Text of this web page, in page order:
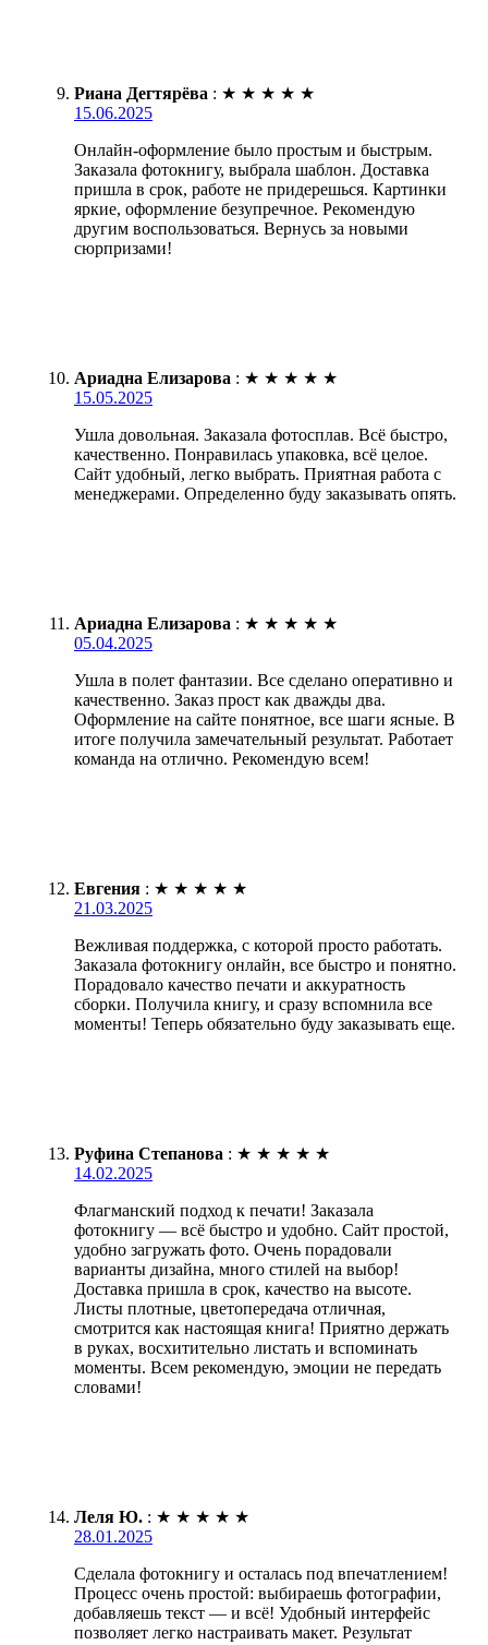
Риана Дегтярёва : ★ ★ ★ ★ ★
15.06.2025
Онлайн-оформление было простым и быстрым.
Заказала фотокнигу, выбрала шаблон. Доставка
пришла в срок, работе не придерешься. Картинки
яркие, оформление безупречное. Рекомендую
другим воспользоваться. Вернусь за новыми
сюрпризами!
Ариадна Елизарова : ★ ★ ★ ★ ★
15.05.2025
Ушла довольная. Заказала фотосплав. Всё быстро,
качественно. Понравилась упаковка, всё целое.
Сайт удобный, легко выбрать. Приятная работа с
менеджерами. Определенно буду заказывать опять.
Ариадна Елизарова : ★ ★ ★ ★ ★
05.04.2025
Ушла в полет фантазии. Все сделано оперативно и
качественно. Заказ прост как дважды два.
Оформление на сайте понятное, все шаги ясные. В
итоге получила замечательный результат. Работает
команда на отлично. Рекомендую всем!
Евгения : ★ ★ ★ ★ ★
21.03.2025
Вежливая поддержка, с которой просто работать.
Заказала фотокнигу онлайн, все быстро и понятно.
Порадовало качество печати и аккуратность
сборки. Получила книгу, и сразу вспомнила все
моменты! Теперь обязательно буду заказывать еще.
Руфина Степанова : ★ ★ ★ ★ ★
14.02.2025
Флагманский подход к печати! Заказала
фотокнигу — всё быстро и удобно. Сайт простой,
удобно загружать фото. Очень порадовали
варианты дизайна, много стилей на выбор!
Доставка пришла в срок, качество на высоте.
Листы плотные, цветопередача отличная,
смотрится как настоящая книга! Приятно держать
в руках, восхитительно листать и вспоминать
моменты. Всем рекомендую, эмоции не передать
словами!
Леля Ю. : ★ ★ ★ ★ ★
28.01.2025
Сделала фотокнигу и осталась под впечатлением!
Процесс очень простой: выбираешь фотографии,
добавляешь текст — и всё! Удобный интерфейс
позволяет легко настраивать макет. Результат